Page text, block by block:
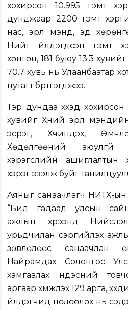
хохирсон 10.995 гэмт
дунджаар 2200 гэмт
нас, эрүүл мэнд, эд
Нийт үйлдэгдсэн гэмт
хөнгөн, 181 буюу 13.3
70.7 хувь нь Улаанбаатар
нутагт бүртгэгджээ.
Тэр дундаа хүүхэд
хувийг Хүний эрүүл
эсрэг, Хүчиндэх,
Хөдөлгөөний аюулгүй
хэрэгслийн
хэрэг эзэлж буйг
Аяныг санаачлагч НИТХ-ын
“Бид гадаад улсын
ажлын хүрээнд
урьдчилан сэргийлэх
зөвлөлөөс санаачлан
Найрамдах Солонгос
хамгаалах үндэсний
аргаар хүмүүжүүлэх 129 арга,
үйлдэгчид нөлөөлөх нь